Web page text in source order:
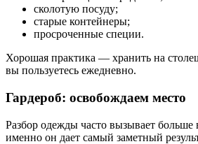
сколотую посуду;
старые контейнеры;
просроченные специи.
Хорошая практика — хранить на
вы пользуетесь ежедневно.
Гардероб: освобождаем место
Разбор одежды часто вызывает
именно он дает самый заметный